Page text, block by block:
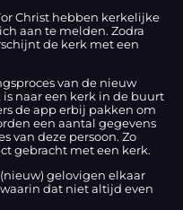
Christ hebben kerkelijke
aan te melden. Zodra
de kerk met een
van de nieuw
is naar een kerk in de buurt
de app erbij pakken om
een aantal gegevens
van deze persoon. Zo
gebracht met een kerk.
gelovigen elkaar
dat niet altijd even